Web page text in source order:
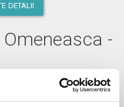
DETALII
-
pe harta